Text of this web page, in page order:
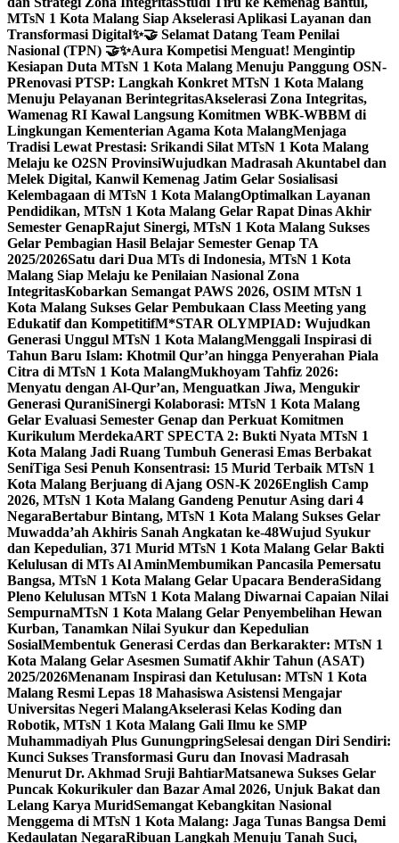
MTsN 1 Kota Malang Siap Akselerasi Aplikasi Layanan dan
Transformasi Digital✨🤝 Selamat Datang Team Penilai
Nasional (TPN) 🤝✨Aura Kompetisi Menguat! Mengintip
Kesiapan Duta MTsN 1 Kota Malang Menuju Panggung OSN-
PRenovasi PTSP: Langkah Konkret MTsN 1 Kota Malang
Menuju Pelayanan BerintegritasAkselerasi Zona Integritas,
Wamenag RI Kawal Langsung Komitmen WBK-WBBM di
Lingkungan Kementerian Agama Kota MalangMenjaga
Tradisi Lewat Prestasi: Srikandi Silat MTsN 1 Kota Malang
Melaju ke O2SN ProvinsiWujudkan Madrasah Akuntabel dan
Melek Digital, Kanwil Kemenag Jatim Gelar Sosialisasi
Kelembagaan di MTsN 1 Kota MalangOptimalkan Layanan
Pendidikan, MTsN 1 Kota Malang Gelar Rapat Dinas Akhir
Semester GenapRajut Sinergi, MTsN 1 Kota Malang Sukses
Gelar Pembagian Hasil Belajar Semester Genap TA
2025/2026Satu dari Dua MTs di Indonesia, MTsN 1 Kota
Malang Siap Melaju ke Penilaian Nasional Zona
IntegritasKobarkan Semangat PAWS 2026, OSIM MTsN 1
Kota Malang Sukses Gelar Pembukaan Class Meeting yang
Edukatif dan KompetitifM*STAR OLYMPIAD: Wujudkan
Generasi Unggul MTsN 1 Kota MalangMenggali Inspirasi di
Tahun Baru Islam: Khotmil Qur’an hingga Penyerahan Piala
Citra di MTsN 1 Kota MalangMukhoyam Tahfiz 2026:
Menyatu dengan Al-Qur’an, Menguatkan Jiwa, Mengukir
Generasi QuraniSinergi Kolaborasi: MTsN 1 Kota Malang
Gelar Evaluasi Semester Genap dan Perkuat Komitmen
Kurikulum MerdekaART SPECTA 2: Bukti Nyata MTsN 1
Kota Malang Jadi Ruang Tumbuh Generasi Emas Berbakat
SeniTiga Sesi Penuh Konsentrasi: 15 Murid Terbaik MTsN 1
Kota Malang Berjuang di Ajang OSN-K 2026English Camp
2026, MTsN 1 Kota Malang Gandeng Penutur Asing dari 4
NegaraBertabur Bintang, MTsN 1 Kota Malang Sukses Gelar
Muwadda’ah Akhiris Sanah Angkatan ke-48Wujud Syukur
dan Kepedulian, 371 Murid MTsN 1 Kota Malang Gelar Bakti
Kelulusan di MTs Al AminMembumikan Pancasila Pemersatu
Bangsa, MTsN 1 Kota Malang Gelar Upacara BenderaSidang
Pleno Kelulusan MTsN 1 Kota Malang Diwarnai Capaian Nilai
SempurnaMTsN 1 Kota Malang Gelar Penyembelihan Hewan
Kurban, Tanamkan Nilai Syukur dan Kepedulian
SosialMembentuk Generasi Cerdas dan Berkarakter: MTsN 1
Kota Malang Gelar Asesmen Sumatif Akhir Tahun (ASAT)
2025/2026Menanam Inspirasi dan Ketulusan: MTsN 1 Kota
Malang Resmi Lepas 18 Mahasiswa Asistensi Mengajar
Universitas Negeri MalangAkselerasi Kelas Koding dan
Robotik, MTsN 1 Kota Malang Gali Ilmu ke SMP
Muhammadiyah Plus GunungpringSelesai dengan Diri Sendiri:
Kunci Sukses Transformasi Guru dan Inovasi Madrasah
Menurut Dr. Akhmad Sruji BahtiarMatsanewa Sukses Gelar
Puncak Kokurikuler dan Bazar Amal 2026, Unjuk Bakat dan
Lelang Karya MuridSemangat Kebangkitan Nasional
Menggema di MTsN 1 Kota Malang: Jaga Tunas Bangsa Demi
Kedaulatan NegaraRibuan Langkah Menuju Tanah Suci,